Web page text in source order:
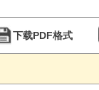
下载PDF格式